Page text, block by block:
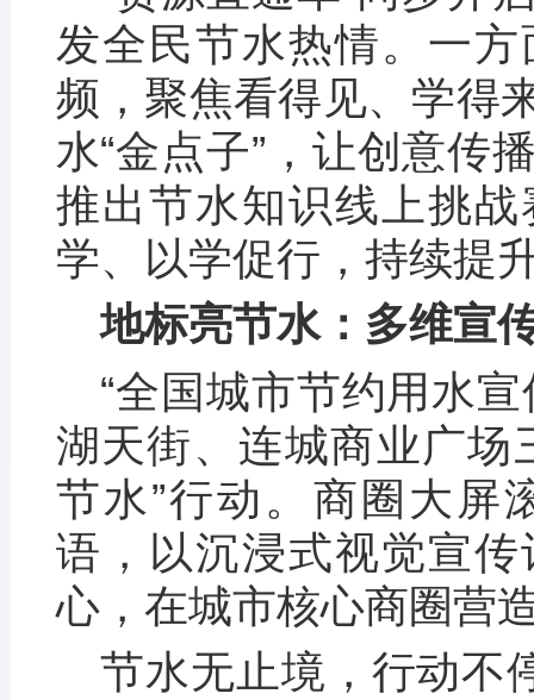
发全民节水热情。一
频，聚焦看得见、学得
水“金点子”，让创意传
推出节水知识线上挑
学、以学促行，持续提
地标亮节水：多维宣
“全国城市节约用水
湖天街、连城商业广场
节水”行动。商圈大屏
语，以沉浸式视觉宣
心，在城市核心商圈营
节水无止境，行动不